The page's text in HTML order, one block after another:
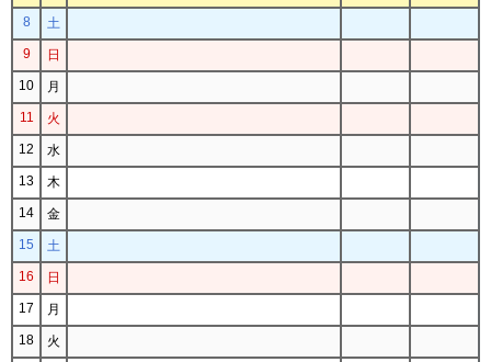
8
土
9
日
10
月
11
火
12
水
13
木
14
金
15
土
16
日
17
月
18
火